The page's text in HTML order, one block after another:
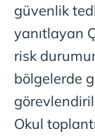
güvenlik
yanıtlayan
risk
bölgelerde
Okul